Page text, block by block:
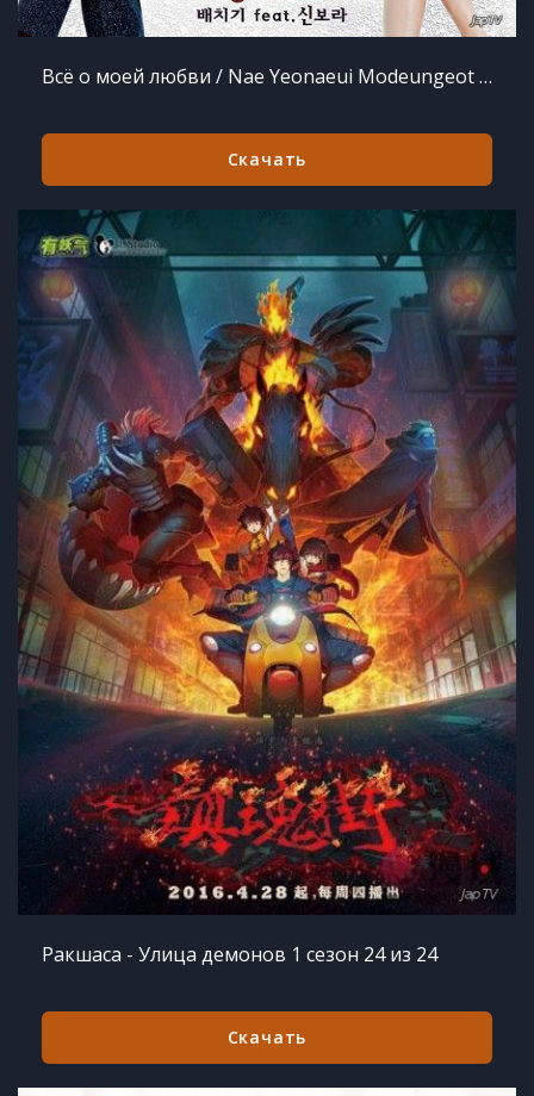
Всё о моей любви / Nae Yeonaeui Modeungeot / All About My Romance (2013)
Скачать
Ракшаса - Улица демонов 1 сезон 24 из 24
Скачать